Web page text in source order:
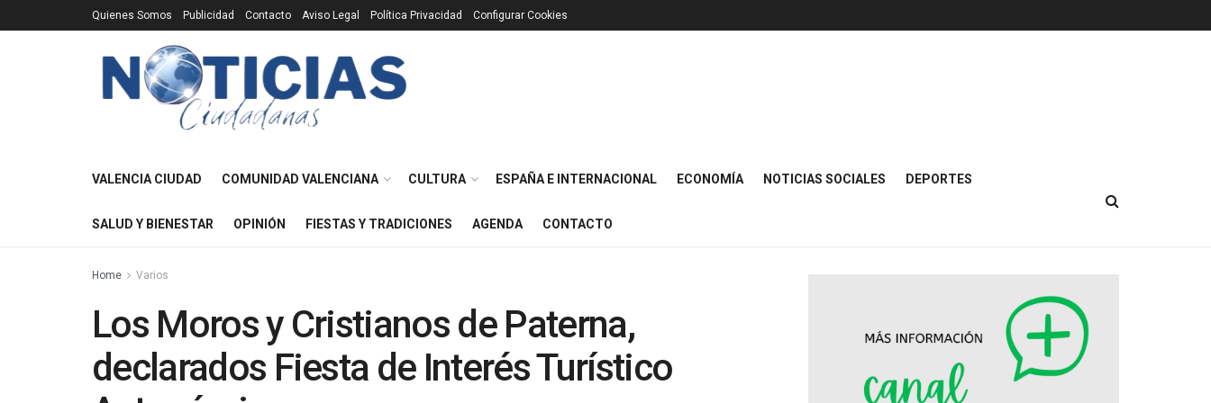
Quienes Somos Publicidad Contacto Aviso Legal Política Privacidad Configurar Cookies
VALENCIA CIUDAD COMUNIDAD VALENCIANA CULTURA ESPAÑA E INTERNACIONAL ECONOMÍA NOTICIAS SOCIALES DEPORTES
SALUD Y BIENESTAR OPINIÓN FIESTAS Y TRADICIONES AGENDA CONTACTO
Home Varios
Los Moros y Cristianos de Paterna,
declarados Fiesta de Interés Turístico